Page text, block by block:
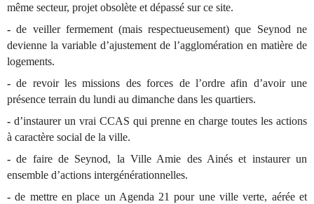
même secteur, projet obsolète et dépassé sur ce site.
- de veiller fermement (mais respectueusement) que Seynod ne
devienne la variable d’ajustement de l’agglomération en matière de
logements.
- de revoir les missions des forces de l’ordre afin d’avoir une
présence terrain du lundi au dimanche dans les quartiers.
- d’instaurer un vrai CCAS qui prenne en charge toutes les actions
à caractère social de la ville.
- de faire de Seynod, la Ville Amie des Ainés et instaurer un
ensemble d’actions intergénérationnelles.
- de mettre en place un Agenda 21 pour une ville verte, aérée et